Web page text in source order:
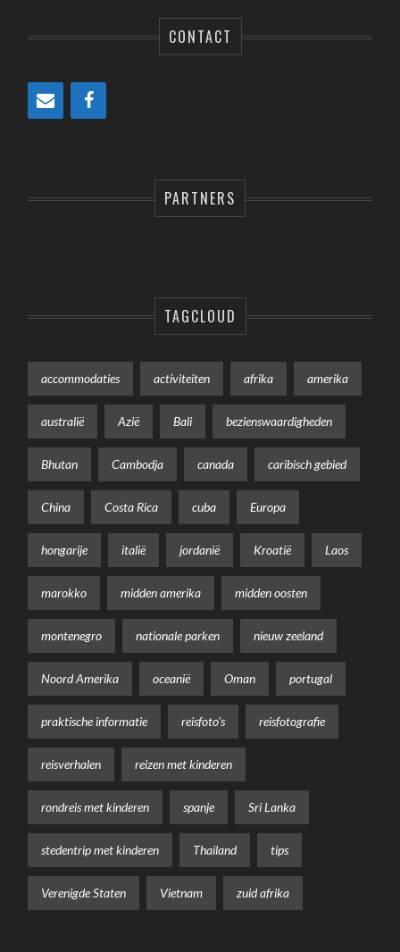
CONTACT
PARTNERS
TAGCLOUD
accommodaties activiteiten afrika amerika
australië Azië Bali bezienswaardigheden
Bhutan Cambodja canada caribisch gebied
China Costa Rica cuba Europa
hongarije italië jordanië Kroatië Laos
marokko midden amerika midden oosten
montenegro nationale parken nieuw zeeland
Noord Amerika oceanië Oman portugal
praktische informatie reisfoto's reisfotografie
reisverhalen reizen met kinderen
rondreis met kinderen spanje Sri Lanka
stedentrip met kinderen Thailand tips
Verenigde Staten Vietnam zuid afrika